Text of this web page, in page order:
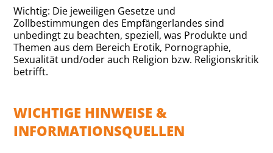
Wichtig: Die jeweiligen Gesetze und
Zollbestimmungen des Empfängerlandes sind
unbedingt zu beachten, speziell, was Produkte und
Themen aus dem Bereich Erotik, Pornographie,
Sexualität und/oder auch Religion bzw. Religionskritik
betrifft.
WICHTIGE HINWEISE &
INFORMATIONSQUELLEN